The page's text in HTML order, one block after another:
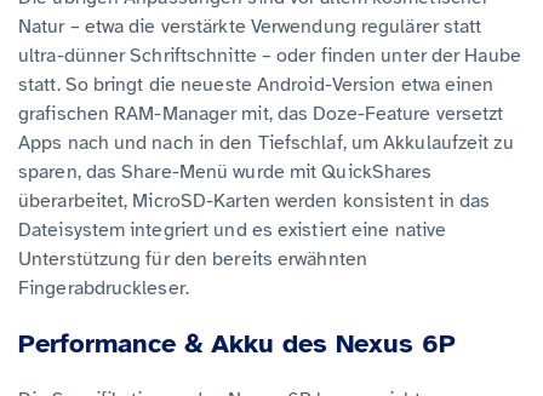
Natur – etwa die verstärkte Verwendung regulärer statt
ultra-dünner Schriftschnitte – oder finden unter der Haube
statt. So bringt die neueste Android-Version etwa einen
grafischen RAM-Manager mit, das Doze-Feature versetzt
Apps nach und nach in den Tiefschlaf, um Akkulaufzeit zu
sparen, das Share-Menü wurde mit QuickShares
überarbeitet, MicroSD-Karten werden konsistent in das
Dateisystem integriert und es existiert eine native
Unterstützung für den bereits erwähnten
Fingerabdruckleser.
Performance & Akku des Nexus 6P